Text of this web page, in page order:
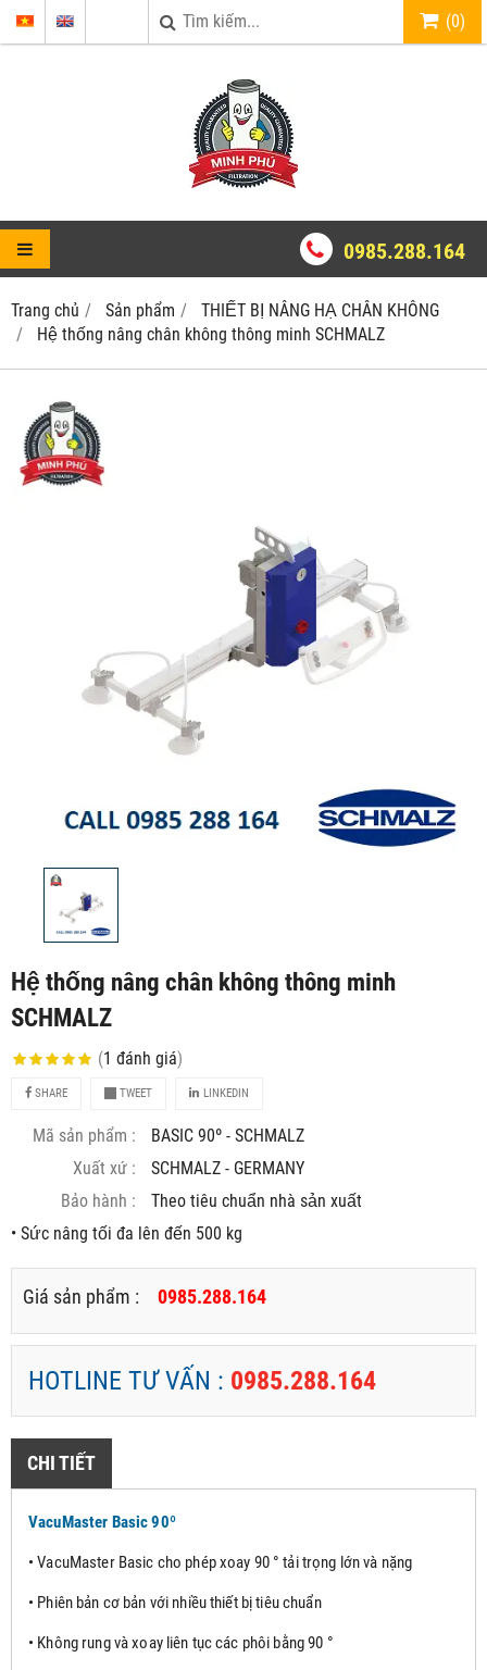
(0)
0985.288.164
Trang chủ Sản phẩm
THIẾT BỊ NÂNG HẠ CHÂN KHÔNG
Hệ thống nâng chân không thông minh SCHMALZ
Hệ thống nâng chân không thông minh
SCHMALZ
(1 đánh giá)
SHARE TWEET LINKEDIN
Mã sản phẩm :
BASIC 90º - SCHMALZ
Xuất xứ :
SCHMALZ - GERMANY
Bảo hành :
Theo tiêu chuẩn nhà sản xuất
• Sức nâng tối đa lên đến 500 kg
Giá sản phẩm : 0985.288.164
HOTLINE TƯ VẤN : 0985.288.164
CHI TIẾT
VacuMaster Basic 90º
• VacuMaster Basic cho phép xoay 90 ° tải trọng lớn và nặng
• Phiên bản cơ bản với nhiều thiết bị tiêu chuẩn
• Không rung và xoay liên tục các phôi bằng 90 °